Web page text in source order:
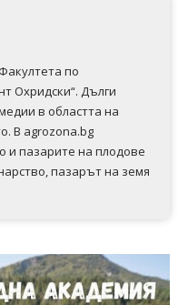
по
Охридски“. Дълги
в областта на
В agrozona.bg
и пазарите на плодове
пазарът на земя